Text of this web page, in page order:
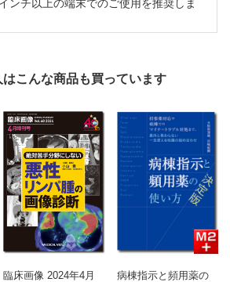
ンチ以上の端末でのご使用を推奨しま
こんな商品も買っています
臨床画像 2024年4月
病棟指示と頻用薬の